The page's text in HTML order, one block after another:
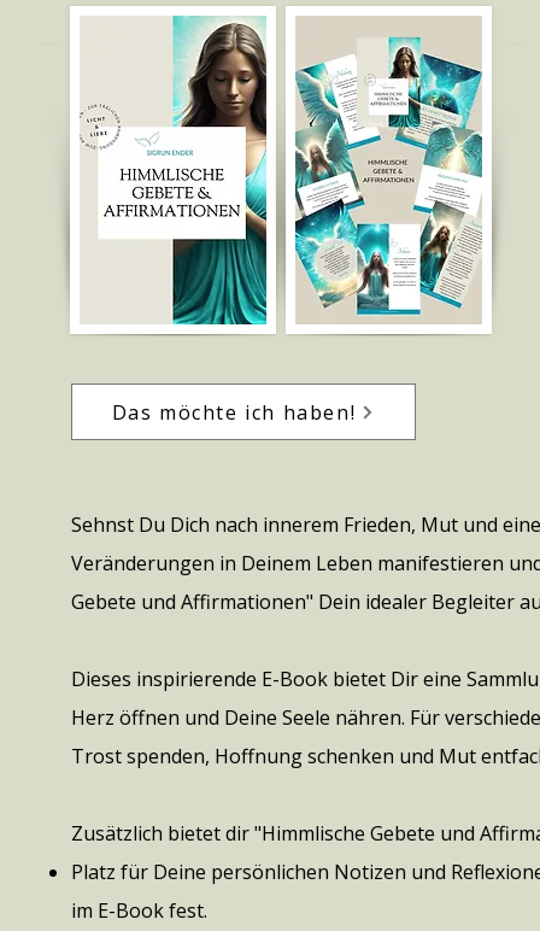
Das möchte ich haben!
Sehnst Du Dich nach innerem Frieden, Mut und
Veränderungen in Deinem Leben manifestieren
Gebete und Affirmationen" Dein idealer Begleiter
Dieses inspirierende E-Book bietet Dir eine
Herz öffnen und Deine Seele nähren. Für
Trost spenden, Hoffnung schenken und Mut
Zusätzlich bietet dir "Himmlische Gebete und
Platz für Deine persönlichen Notizen und
im E-Book fest.